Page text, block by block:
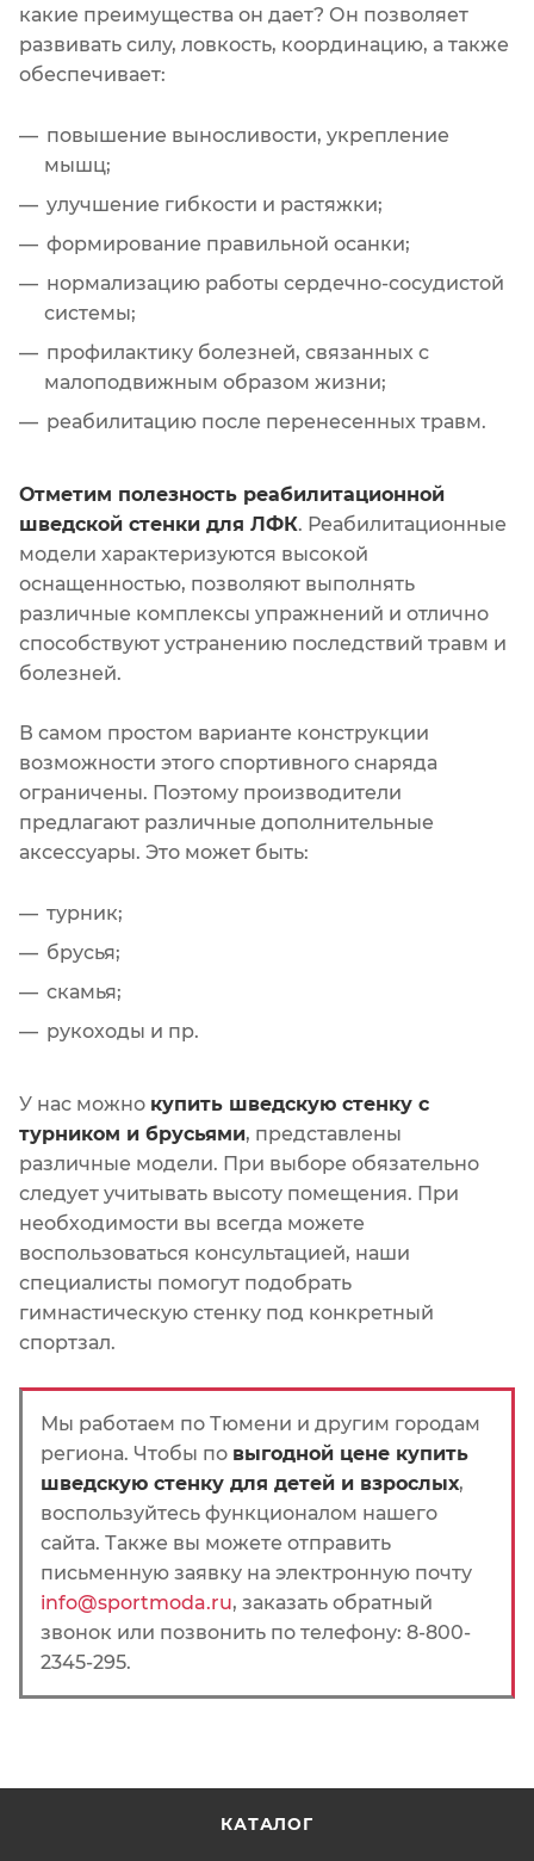
какие преимущества он дает? Он позволяет
развивать силу, ловкость, координацию, а также
обеспечивает:
повышение выносливости, укрепление
мышц;
улучшение гибкости и растяжки;
формирование правильной осанки;
нормализацию работы сердечно-сосудистой
системы;
профилактику болезней, связанных с
малоподвижным образом жизни;
реабилитацию после перенесенных травм.
Отметим полезность реабилитационной
шведской стенки для ЛФК. Реабилитационные
модели характеризуются высокой
оснащенностью, позволяют выполнять
различные комплексы упражнений и отлично
способствуют устранению последствий травм и
болезней.
В самом простом варианте конструкции
возможности этого спортивного снаряда
ограничены. Поэтому производители
предлагают различные дополнительные
аксессуары. Это может быть:
турник;
брусья;
скамья;
рукоходы и пр.
У нас можно купить шведскую стенку с
турником и брусьями, представлены
различные модели. При выборе обязательно
следует учитывать высоту помещения. При
необходимости вы всегда можете
воспользоваться консультацией, наши
специалисты помогут подобрать
гимнастическую стенку под конкретный
спортзал.
Мы работаем по Тюмени и другим городам
региона. Чтобы по выгодной цене купить
шведскую стенку для детей и взрослых,
воспользуйтесь функционалом нашего
сайта. Также вы можете отправить
письменную заявку на электронную почту
info@sportmoda.ru, заказать обратный
звонок или позвонить по телефону: 8-800-
2345-295.
КАТАЛОГ